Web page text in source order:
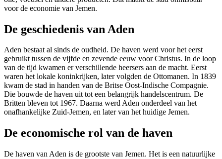
voor de economie van Jemen.
De geschiedenis van Aden
Aden bestaat al sinds de oudheid. De haven werd voor het eerst
gebruikt tussen de vijfde en zevende eeuw voor Christus. In de loop
van de tijd kwamen er verschillende heersers aan de macht. Eerst
waren het lokale koninkrijken, later volgden de Ottomanen. In 1839
kwam de stad in handen van de Britse Oost-Indische Compagnie.
Die bouwde de haven uit tot een belangrijk handelscentrum. De
Britten bleven tot 1967. Daarna werd Aden onderdeel van het
onafhankelijke Zuid-Jemen, en later van het huidige Jemen.
De economische rol van de haven
De haven van Aden is de grootste van Jemen. Het is een natuurlijke